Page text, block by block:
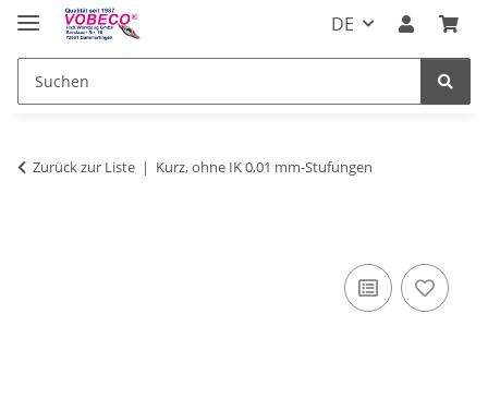
DE
Zurück zur Liste Kurz, ohne IK 0,01 mm-Stufungen